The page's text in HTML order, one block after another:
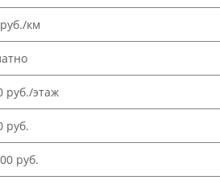
км
руб./этаж
руб.
руб.